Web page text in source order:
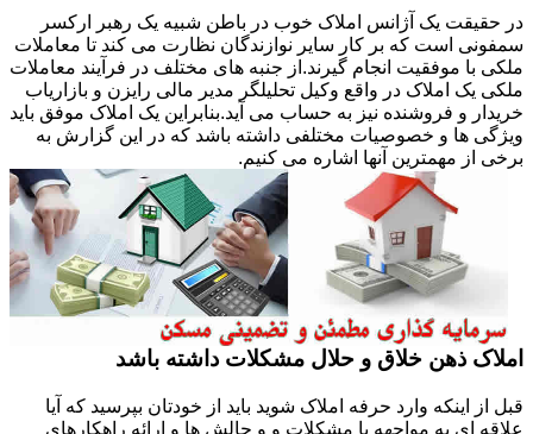
در حقیقت یک آژانس املاک خوب در باطن شبیه یک رهبر ارکسر
سمفونی است که بر کار سایر نوازندگان نظارت می کند تا معاملات
ملکی با موفقیت انجام گیرند.از جنبه های مختلف در فرآیند معاملات
ملکی یک املاک در واقع وکیل تحلیلگر مدیر مالی رایزن و بازاریاب
خریدار و فروشنده نیز به حساب می آید.بنابراین یک املاک موفق باید
ویژگی ها و خصوصیات مختلفی داشته باشد که در این گزارش به
برخی از مهمترین آنها اشاره می کنیم.
املاک ذهن خلاق و حلال مشکلات داشته باشد
قبل از اینکه وارد حرفه املاک شوید باید از خودتان بپرسید که آیا
علاقه ای به مواجهه با مشکلات و و چالش ها و ارائه راهکارهای